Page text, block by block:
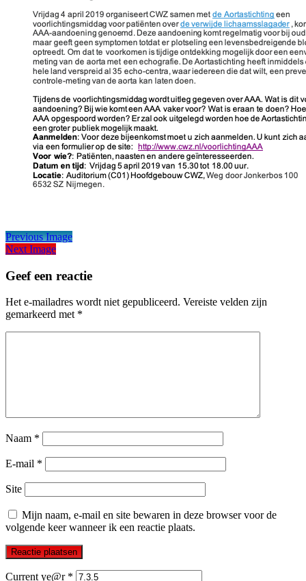
Previous Image
Next Image
Geef een reactie
Het e-mailadres wordt niet gepubliceerd. Vereiste velden zijn
gemarkeerd met *
Naam *
E-mail *
Site
Mijn naam, e-mail en site bewaren in deze browser voor de
volgende keer wanneer ik een reactie plaats.
Current ye@r *